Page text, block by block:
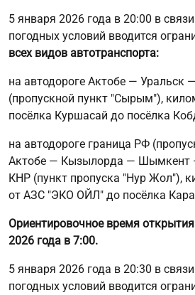
5 января 2026 года в 20:00 в
погодных условий вводится
всех видов автотранспорта:
на автодороге Актобе — Уральск
(пропускной пункт "Сырым"),
посёлка Куршасай до посёлка
на автодороге граница РФ
Актобе — Кызылорда — Шымкент
КНР (пункт пропуска "Нур Жол"),
от АЗС "ЭКО ОЙЛ" до посёлка
Ориентировочное время
2026 года в 7:00.
5 января 2026 года в 20:30 в
погодных условий вводится